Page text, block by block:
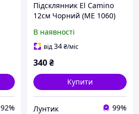
92%
Підсклянник El Camino
12см Чорний (ME 1060)
В наявності
від34₴/міс
340₴
Купити
Лунтик 99%